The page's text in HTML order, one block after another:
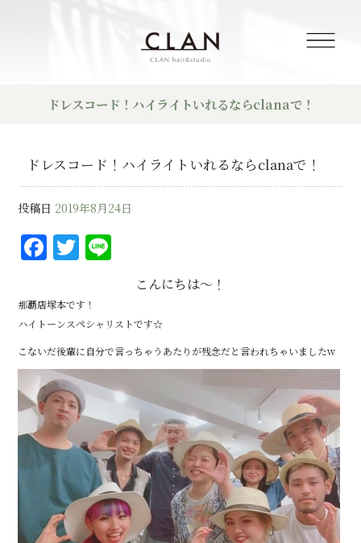
ドレスコード！ハイライトいれるならclanaで！
ドレスコード！ハイライトいれるならclanaで！
投稿日 2019年8月24日
F
a
c
e
b
o
o
k
T
w
it
te
r
こんにちは～！
那覇店塚本です！
ハイトーンスペシャリストです☆
こないだ後輩に自分で言っちゃうあたりが残念だと言われちゃいましたw